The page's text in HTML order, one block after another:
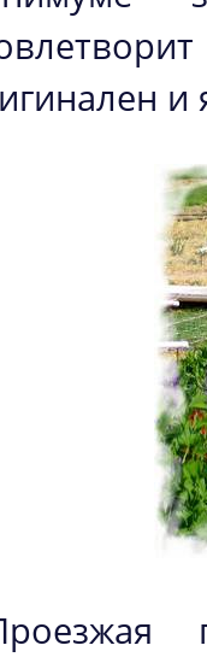
и